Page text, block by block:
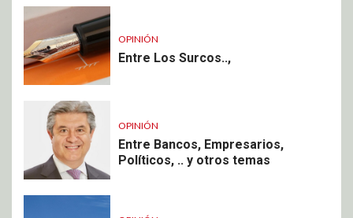
OPINIÓN
Entre Los Surcos..,
OPINIÓN
Entre Bancos, Empresarios,
Políticos, .. y otros temas